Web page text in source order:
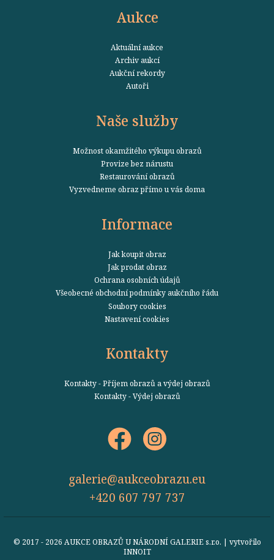
Aukce
Aktuální aukce
Archiv aukcí
Aukční rekordy
Autoři
Naše služby
Možnost okamžitého výkupu obrazů
Provize bez nárustu
Restaurování obrazů
Vyzvedneme obraz přímo u vás doma
Informace
Jak koupit obraz
Jak prodat obraz
Ochrana osobních údajů
Všeobecné obchodní podmínky aukčního řádu
Soubory cookies
Nastavení cookies
Kontakty
Kontakty - Příjem obrazů a výdej obrazů
Kontakty - Výdej obrazů
galerie@aukceobrazu.eu
+420 607 797 737
© 2017 - 2026 AUKCE OBRAZŮ U NÁRODNÍ GALERIE s.r.o. | vytvořilo
INNOIT